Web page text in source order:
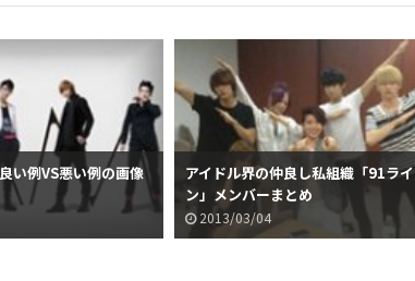
い例VS悪い例の画像
アイドル界の仲良し私組織「91ライ
ン」メンバーまとめ
2013/03/04